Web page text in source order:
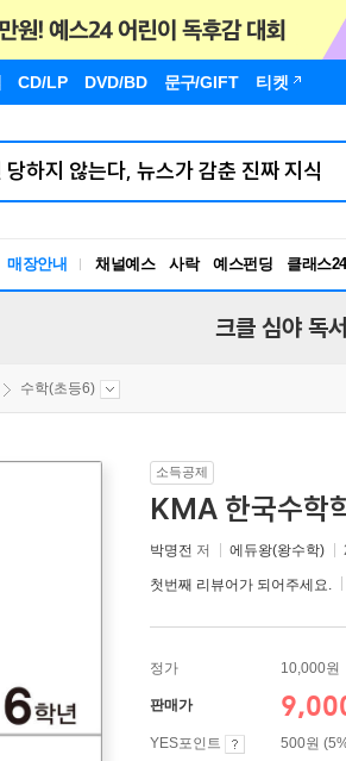
CD/LP DVD/BD 문구/GIFT 티켓
매장안내 채널예스 사락 예스펀딩 클래스24
크클 심야 독
수학(초등6)
소득공제
KMA 한국수학
박명전 저 에듀왕(왕수학)
첫번째 리뷰어가 되어주세요.
정가 10,000원
판매가
YES포인트
500원